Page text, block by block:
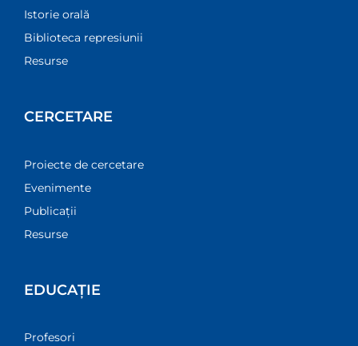
Istorie orală
Biblioteca represiunii
Resurse
CERCETARE
Proiecte de cercetare
Evenimente
Publicații
Resurse
EDUCAȚIE
Profesori